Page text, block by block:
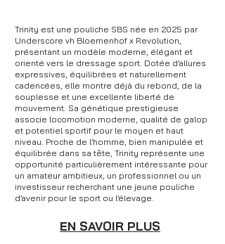
Trinity est une pouliche SBS née en 2025 par
Underscore vh Bloemenhof x Revolution,
présentant un modèle moderne, élégant et
orienté vers le dressage sport. Dotée d’allures
expressives, équilibrées et naturellement
cadencées, elle montre déjà du rebond, de la
souplesse et une excellente liberté de
mouvement. Sa génétique prestigieuse
associe locomotion moderne, qualité de galop
et potentiel sportif pour le moyen et haut
niveau. Proche de l’homme, bien manipulée et
équilibrée dans sa tête, Trinity représente une
opportunité particulièrement intéressante pour
un amateur ambitieux, un professionnel ou un
investisseur recherchant une jeune pouliche
d’avenir pour le sport ou l’élevage.
EN SAVOIR PLUS